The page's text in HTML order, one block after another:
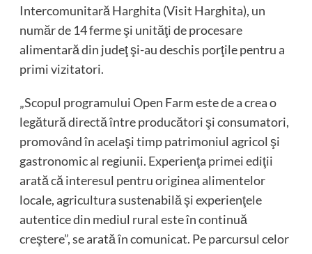
Intercomunitară Harghita (Visit Harghita), un
număr de 14 ferme şi unităţi de procesare
alimentară din judeţ şi-au deschis porţile pentru a
primi vizitatori.
„Scopul programului Open Farm este de a crea o
legătură directă între producători şi consumatori,
promovând în acelaşi timp patrimoniul agricol şi
gastronomic al regiunii. Experienţa primei ediţii
arată că interesul pentru originea alimentelor
locale, agricultura sustenabilă şi experienţele
autentice din mediul rural este în continuă
creştere”, se arată în comunicat. Pe parcursul celor